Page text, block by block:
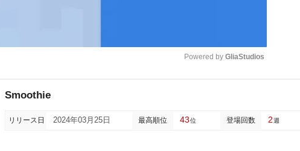
Powered by GliaStudios
Smoothie
リリース日 2024年03月25日 最高順位 43位 登場回数 2週